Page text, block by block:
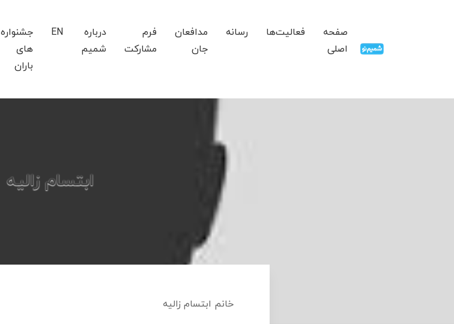
صفحه
اصلی
فعالیت‌ها رسانه
مدافعان
جان
فرم
مشارکت
درباره
شمیم
EN
جشنواره
های
باران
ابتسام زالیه
خانم ابتسام زالیه